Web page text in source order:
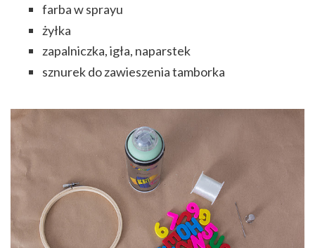
farba w sprayu
żyłka
zapalniczka, igła, naparstek
sznurek do zawieszenia tamborka